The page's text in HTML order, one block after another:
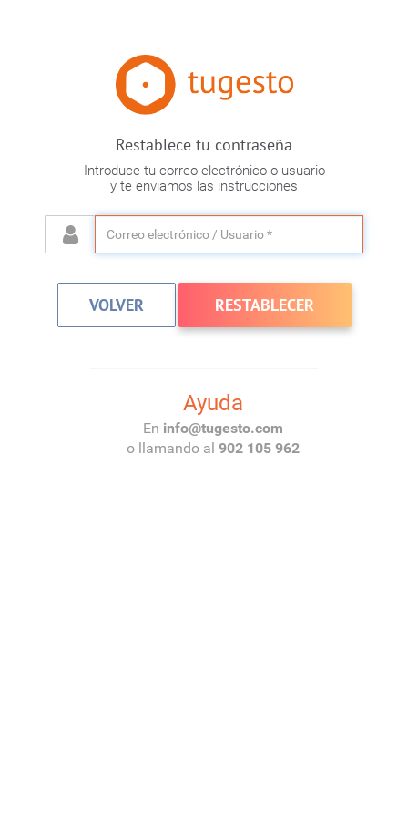
Restablece tu contraseña
Introduce tu correo electrónico o usuario
y te enviamos las instrucciones
Ayuda
En m
oc.ot
segut@of
ni
o llamando al 902 105 962